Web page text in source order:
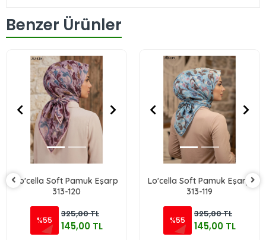
Benzer Ürünler
Lo'cella Soft Pamuk Eşarp
313-120
%55
325,00 TL
145,00 TL
Lo'cella Soft Pamuk Eşarp
313-119
%55
325,00 TL
145,00 TL